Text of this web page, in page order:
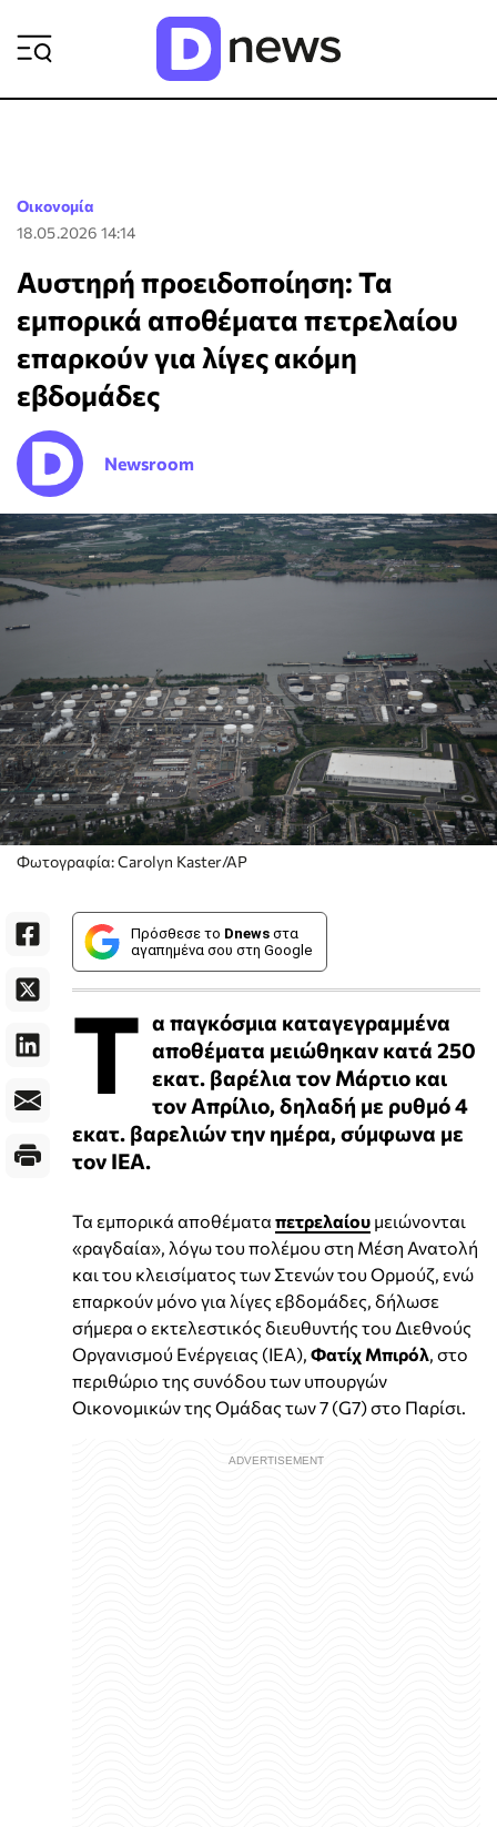
Οικονομία
18.05.2026 14:14
Αυστηρή προειδοποίηση: Τα
εμπορικά αποθέματα πετρελαίου
επαρκούν για λίγες ακόμη
εβδομάδες
Newsroom
Φωτογραφία: Carolyn Kaster/AP
Πρόσθεσε το Dnews στα
αγαπημένα σου στη Google
Τ α παγκόσμια καταγεγραμμένα
αποθέματα μειώθηκαν κατά 250
εκατ. βαρέλια τον Μάρτιο και
τον Απρίλιο, δηλαδή με ρυθμό 4
εκατ. βαρελιών την ημέρα, σύμφωνα με
τον ΙΕΑ.
Τα εμπορικά αποθέματα πετρελαίου μειώνονται
«ραγδαία», λόγω του πολέμου στη Μέση Ανατολή
και του κλεισίματος των Στενών του Ορμούζ, ενώ
επαρκούν μόνο για λίγες εβδομάδες, δήλωσε
σήμερα ο εκτελεστικός διευθυντής του Διεθνούς
Οργανισμού Ενέργειας (IEA), Φατίχ Μπιρόλ , στο
περιθώριο της συνόδου των υπουργών
Οικονομικών της Ομάδας των 7 (G7) στο Παρίσι.